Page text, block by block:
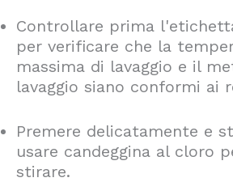
Controllare prima
per verificare che la
massima di lavaggio e il
lavaggio siano conformi ai
Premere delicatamente e
usare candeggina al cloro
stirare.